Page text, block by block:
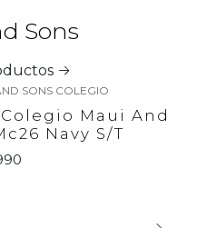
Sons
SONS COLEGIO
Maui And
Navy S/T